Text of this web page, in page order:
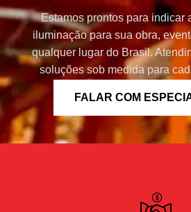
Estamos prontos para indicar
iluminação para sua obra,
qualquer lugar do Brasil.
soluções sob medida para
FALAR COM